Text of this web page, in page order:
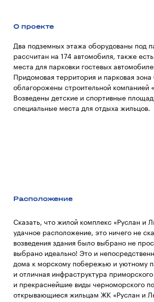
О проекте
Два подземных этажа оборудованы под
рассчитан на 174 автомобиля, также
места для парковки гостевых
Придомовая территория и парковая
облагорожены строительной компанией
Возведены детские и спортивные
специальные места для отдыха жильцов.
Расположение
Сказать, что жилой комплекс «Руслан и
удачное расположение, это ничего не
возведения здания было выбрано не
выбрано идеально! Это и
дома к морскому побережью и уютному
и отличная инфраструктура
и прекраснейшие виды черноморского
открывающиеся жильцам ЖК «Руслан и